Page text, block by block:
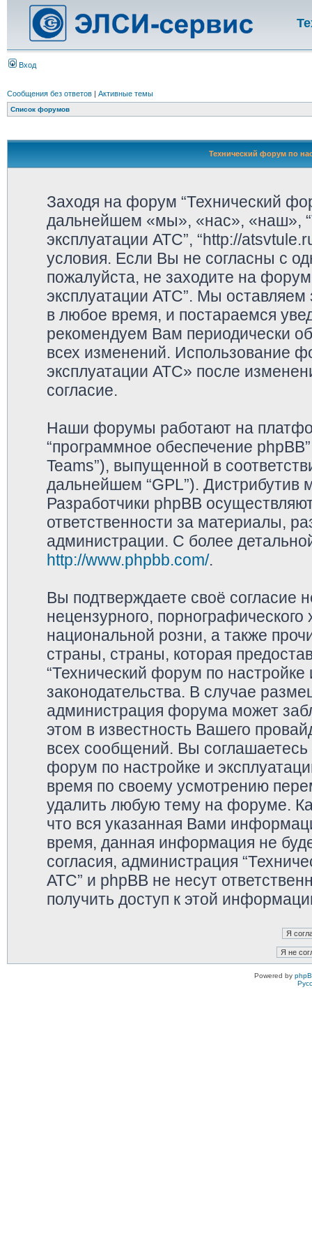
Вход
Сообщения без ответов | Активные темы
Список форумов
Технический форум по
Заходя на форум “Технический
дальнейшем «мы», «нас», «наш»,
эксплуатации АТС”, “http://
условия. Если Вы не согласны с
пожалуйста, не заходите на
эксплуатации АТС”. Мы
в любое время, и постараемся
рекомендуем Вам периодически
всех изменений. Использование
эксплуатации АТС» после
согласие.
Наши форумы работают на
“программное обеспечение
Teams”), выпущенной в
дальнейшем “GPL”). Дистрибутив
Разработчики phpBB
ответственности за материалы,
администрации. С более
http://www.phpbb.com/.
Вы подтверждаете своё согласие
нецензурного, порнографического
национальной розни, а также
страны, страны, которая
“Технический форум по
законодательства. В случае
администрация форума может
этом в известность Вашего
всех сообщений. Вы
форум по настройке и
время по своему усмотрению
удалить любую тему на форуме.
что вся указанная Вами
время, данная информация не
согласия, администрация
АТС” и phpBB не несут
получить доступ к этой
Powered by